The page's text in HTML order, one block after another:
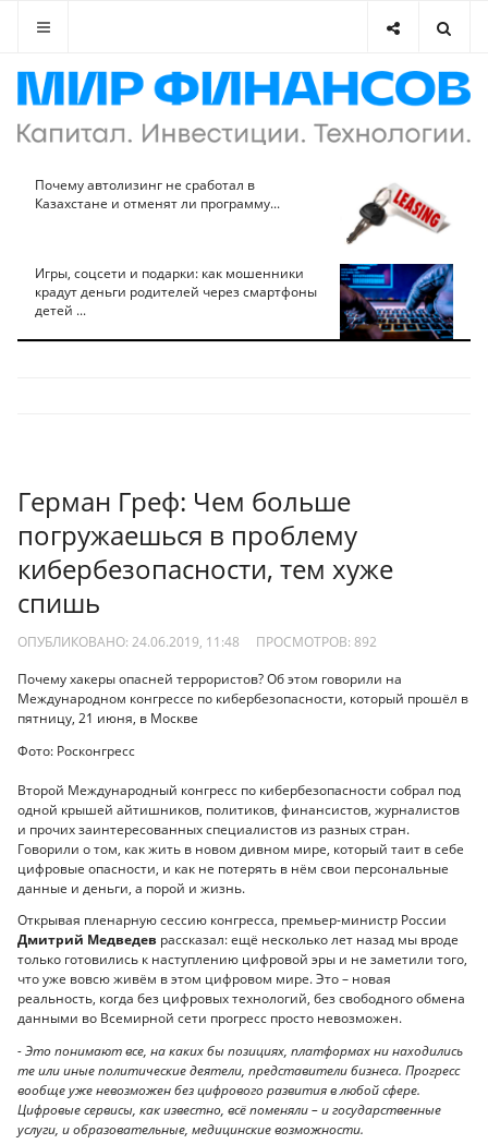
Почему автолизинг не сработал в
Казахстане и отменят ли программу...
Игры, соцсети и подарки: как мошенники
крадут деньги родителей через смартфоны
детей ...
Герман Греф: Чем больше
погружаешься в проблему
кибербезопасности, тем хуже
спишь
ОПУБЛИКОВАНО: 24.06.2019, 11:48 ПРОСМОТРОВ: 892
Почему хакеры опасней террористов? Об этом говорили на
Международном конгрессе по кибербезопасности, который прошёл в
пятницу, 21 июня, в Москве
Фото: Росконгресс
Второй Международный конгресс по кибербезопасности собрал под
одной крышей айтишников, политиков, финансистов, журналистов
и прочих заинтересованных специалистов из разных стран.
Говорили о том, как жить в новом дивном мире, который таит в себе
цифровые опасности, и как не потерять в нём свои персональные
данные и деньги, а порой и жизнь.
Открывая пленарную сессию конгресса, премьер-министр России
Дмитрий Медведев рассказал: ещё несколько лет назад мы вроде
только готовились к наступлению цифровой эры и не заметили того,
что уже вовсю живём в этом цифровом мире. Это – новая
реальность, когда без цифровых технологий, без свободного обмена
данными во Всемирной сети прогресс просто невозможен.
- Это понимают все, на каких бы позициях, платформах ни находились
те или иные политические деятели, представители бизнеса. Прогресс
вообще уже невозможен без цифрового развития в любой сфере.
Цифровые сервисы, как известно, всё поменяли – и государственные
услуги, и образовательные, медицинские возможности.